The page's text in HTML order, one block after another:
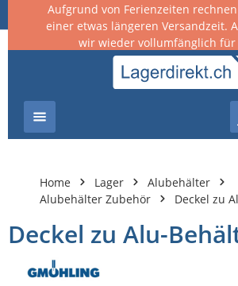
springen
Aufgrund von Ferienzeiten
einer etwas längeren Versandzeit.
wir wieder vollumfänglich für
Home Lager
Alubehälter
Alubehälter Zubehör
Deckel zu
Deckel zu Alu-